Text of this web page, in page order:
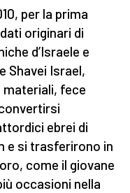
per la prima
originari di
d’Israele e
Shavei Israel,
fece
ebrei di
e si trasferirono in
come il giovane
occasioni nella